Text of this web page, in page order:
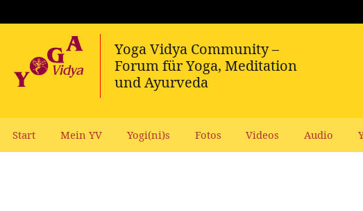
Start Mein YV Yogi(ni)s Fotos Videos Audio